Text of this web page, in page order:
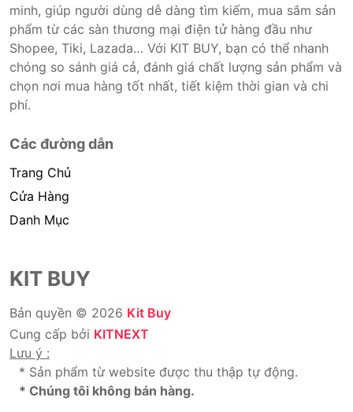
minh, giúp người dùng dễ dàng tìm kiếm, mua sắm sản
phẩm từ các sàn thương mại điện tử hàng đầu như
Shopee, Tiki, Lazada… Với KIT BUY, bạn có thể nhanh
chóng so sánh giá cả, đánh giá chất lượng sản phẩm và
chọn nơi mua hàng tốt nhất, tiết kiệm thời gian và chi
phí.
Các đường dẫn
Trang Chủ
Cửa Hàng
Danh Mục
KIT BUY
Bản quyền © 2026 Kit Buy
Cung cấp bởi KITNEXT
Lưu ý :
* Sản phẩm từ website được thu thập tự động.
* Chúng tôi không bán hàng.